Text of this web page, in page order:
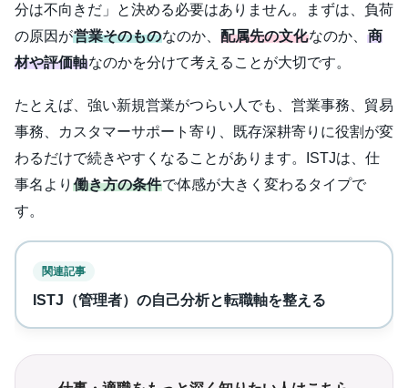
分は不向きだ」と決める必要はありません。まずは、負荷
の原因が営業そのものなのか、 配属先の文化なのか、商
材や評価軸なのかを分けて考えることが大切です。
たとえば、強い新規営業がつらい人でも、営業事務、貿易
事務、カスタマーサポート寄り、既存深耕寄りに役割が変
わるだけで続きやすくなることがあります。ISTJは、仕
事名より 働き方の条件で体感が大きく変わるタイプで
す。
関連記事
ISTJ（管理者）の自己分析と転職軸を整える